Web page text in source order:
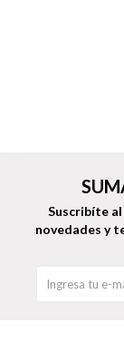
Suscribíte
novedades y